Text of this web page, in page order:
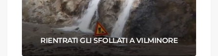
RIENTRATI GLI SFOLLATI A VILMINORE